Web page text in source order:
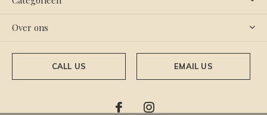
Over ons
CALL US EMAIL US